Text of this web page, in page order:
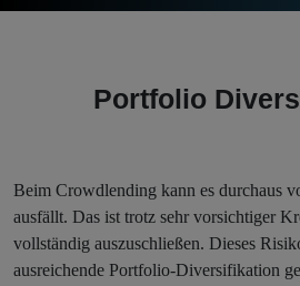
Portfolio
Beim Crowdlending kann es durchaus
ausfällt. Das ist trotz sehr vorsichtiger
vollständig auszuschließen. Dieses
ausreichende Portfolio-Diversifikation